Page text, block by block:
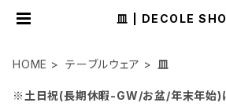
皿 | DECOLE
HOME テーブルウェア 皿
※土日祝(長期休暇-GW/お盆/年末年始)は